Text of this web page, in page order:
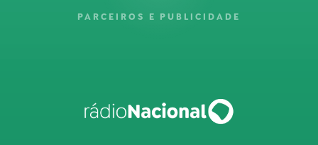
PARCEIROS E PUBLICIDADE